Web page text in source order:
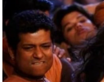
e
k
i
n